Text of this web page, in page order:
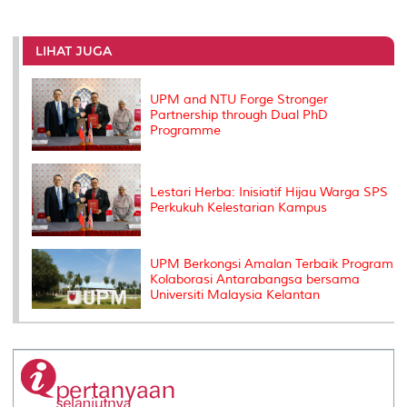
e
b
o
o
k
t
e
r
e
I
l
L
n
P
e
s
t
LIHAT JUGA
UPM and NTU Forge Stronger
Partnership through Dual PhD
Programme
Lestari Herba: Inisiatif Hijau Warga SPS
Perkukuh Kelestarian Kampus
UPM Berkongsi Amalan Terbaik Program
Kolaborasi Antarabangsa bersama
Universiti Malaysia Kelantan